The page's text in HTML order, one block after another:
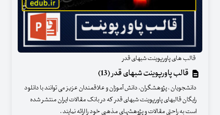
قالب های پاورپوینت شبهای قدر
قالب پاورپوینت شبهای قدر (13)
دانشجویان ، پژوهشگران، دانش آموزان و علاقمندان عزیز می توانند با دانلود
رایگان قالبهای پاورپوینت شبهای قدر که در بانک مقالات ایران منتشر شده
است به راحتی مقالات و پژوهشهای مذهبی خود را ارائه نمایند .